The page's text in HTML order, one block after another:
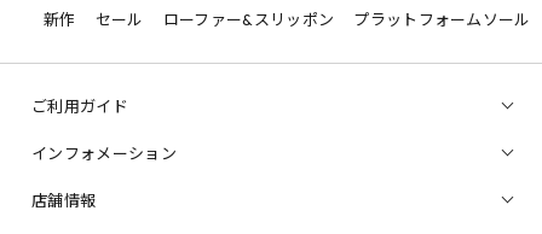
新作 セール ローファー&スリッポン プラットフォームソール
ご利用ガイド
インフォメーション
店舗情報